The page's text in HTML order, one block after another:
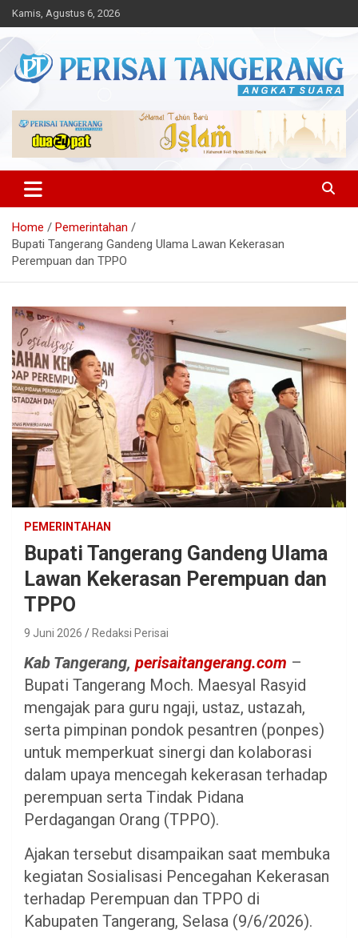
Skip
to
content
Kamis, Agustus 6, 2026
Perisai Tangerang – Angkat
Suara
Home
Pemerintahan
Bupati Tangerang Gandeng Ulama Lawan Kekerasan
Perempuan dan TPPO
PEMERINTAHAN
Bupati Tangerang Gandeng Ulama
Lawan Kekerasan Perempuan dan
TPPO
9 Juni 2026 Redaksi Perisai
Kab Tangerang, perisaitangerang.com –
Bupati Tangerang Moch. Maesyal Rasyid
mengajak para guru ngaji, ustaz, ustazah,
serta pimpinan pondok pesantren (ponpes)
untuk memperkuat sinergi dan kolaborasi
dalam upaya mencegah kekerasan terhadap
perempuan serta Tindak Pidana
Perdagangan Orang (TPPO).
Ajakan tersebut disampaikan saat membuka
kegiatan Sosialisasi Pencegahan Kekerasan
terhadap Perempuan dan TPPO di
Kabupaten Tangerang, Selasa (9/6/2026).